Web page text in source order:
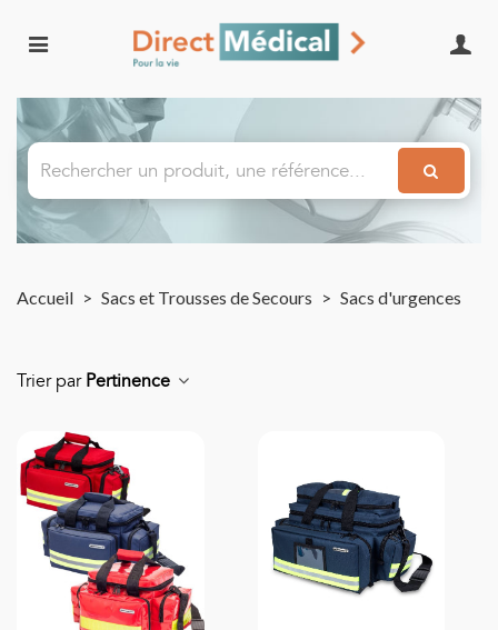
Accueil > Sacs et Trousses de Secours > Sacs d'urgences
Trier par Pertinence